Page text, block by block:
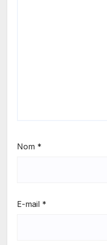
Nom *
E-mail *